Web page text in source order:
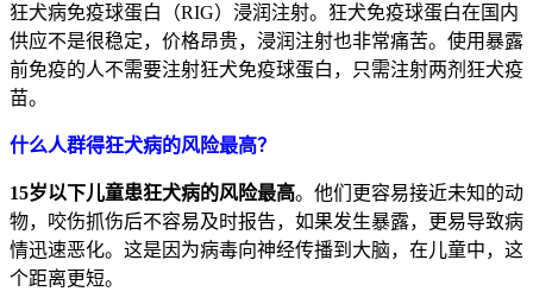
狂犬病免疫球蛋白（RIG）浸润注射。狂犬免疫球蛋白在国内
供应不是很稳定，价格昂贵，浸润注射也非常痛苦。使用暴露
前免疫的人不需要注射狂犬免疫球蛋白，只需注射两剂狂犬疫
苗。
什么人群得狂犬病的风险最高？
15岁以下儿童患狂犬病的风险最高。他们更容易接近未知的动
物，咬伤抓伤后不容易及时报告，如果发生暴露，更易导致病
情迅速恶化。这是因为病毒向神经传播到大脑，在儿童中，这
个距离更短。